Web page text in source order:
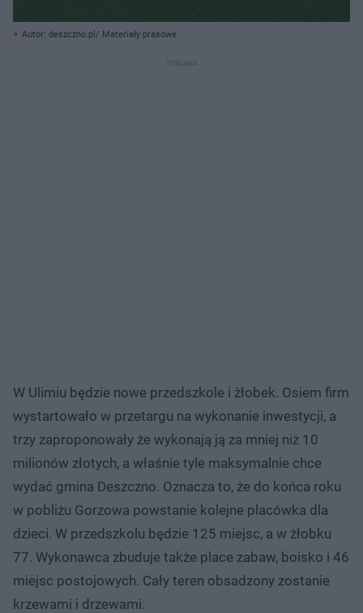
Autor: deszczno.pl/ Materiały prasowe
W Ulimiu będzie nowe przedszkole i żłobek. Osiem firm
wystartowało w przetargu na wykonanie inwestycji, a
trzy zaproponowały że wykonają ją za mniej niż 10
milionów złotych, a właśnie tyle maksymalnie chce
wydać gmina Deszczno. Oznacza to, że do końca roku
w pobliżu Gorzowa powstanie kolejne placówka dla
dzieci. W przedszkolu będzie 125 miejsc, a w żłobku
77. Wykonawca zbuduje także place zabaw, boisko i 46
miejsc postojowych. Cały teren obsadzony zostanie
krzewami i drzewami.